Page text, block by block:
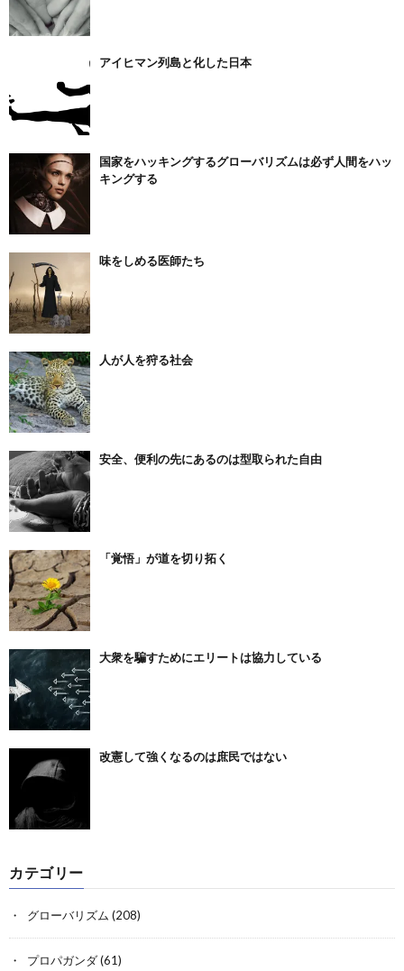
アイヒマン列島と化した日本
国家をハッキングするグローバリズムは必ず人間をハッ
キングする
味をしめる医師たち
人が人を狩る社会
安全、便利の先にあるのは型取られた自由
「覚悟」が道を切り拓く
大衆を騙すためにエリートは協力している
改憲して強くなるのは庶民ではない
カテゴリー
グローバリズム (208)
プロパガンダ(61)